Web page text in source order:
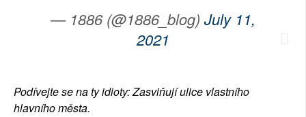
— 1886 (@1886_blog) July 11,
2021
Podívejte se na ty idioty: Zasviňují ulice vlastního
hlavního města.